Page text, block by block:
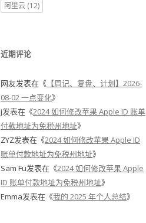
阿里云 (12)
近期评论
网友发表在《 【周记、复盘、计划】2026-
08-02 一点变化》
j发表在《2024 如何修改苹果 Apple ID 账单
付款地址为免税州地址》
ZYZ发表在《2024 如何修改苹果 Apple ID
账单付款地址为免税州地址》
Sam Fu发表在《2024 如何修改苹果 Apple
ID 账单付款地址为免税州地址》
Emma发表在《我的 2025 年个人总结》